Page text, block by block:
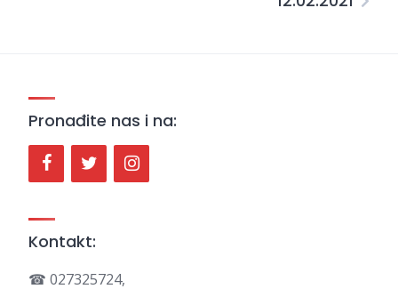
Pronađite nas i na:
Kontakt:
☎ 027325724,